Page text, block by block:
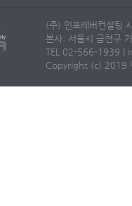
(주) 인포레버컨설팅
본사: 서울시 금천구
TEL 02-566-1939 |
Copyright (c) 2019